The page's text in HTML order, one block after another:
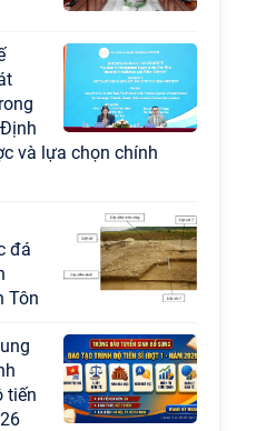
và lựa chọn chính
đá
Tôn
tiến